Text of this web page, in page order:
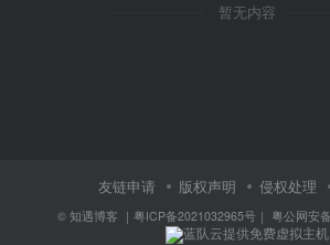
暂无内容
友链申请 版权声明 侵权处理
© 知遇博客 ｜ 粤ICP备2021032965号 ｜ 粤公网安
蓝队云提供免费虚拟主机